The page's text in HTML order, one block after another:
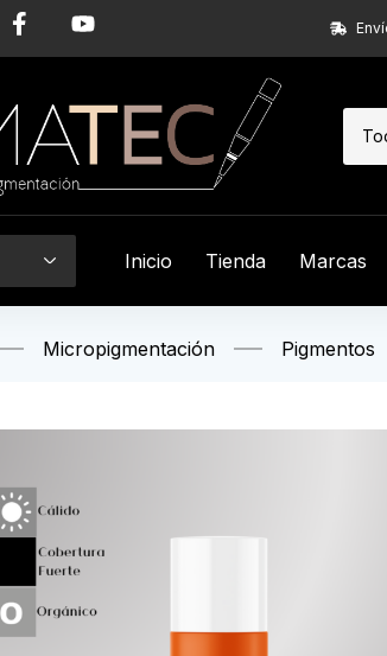
Inicio Tienda Marcas
Micropigmentación Pigmentos